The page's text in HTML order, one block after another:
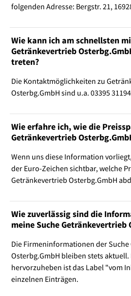
folgenden Adresse: Bergstr. 21,
Wie kann ich am schnellsten
Getränkevertrieb
treten?
Die Kontaktmöglichkeiten zu
Osterbg.GmbH sind u.a. 03395
Wie erfahre ich, wie die
Getränkevertrieb
Wenn uns diese Information
der Euro-Zeichen sichtbar, welche
Getränkevertrieb Osterbg.GmbH
Wie zuverlässig sind die
meine Suche Getränkevertrieb
Die Firmeninformationen der
Osterbg.GmbH bleiben stets aktuell.
hervorzuheben ist das Label "vom
einzelnen Einträgen.